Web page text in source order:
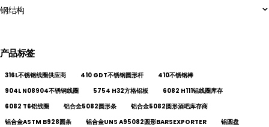
钢结构
产品标签
316L不锈钢线圈供应商 410 GDT不锈钢圆形杆
410不锈钢棒
904L N08904不锈钢线圈
5754 H32方格铝板
6082 H111铝线圈库存
6082 T6铝线圈
铝合金5082圆形条
铝合金5082圆形酒吧库存商
铝合金ASTM B928圆条
铝合金UNS A95082圆形BARSEXPORTER
铝圆盘